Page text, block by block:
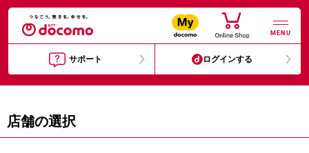
MENU
サポート ログインする
店舗の選択